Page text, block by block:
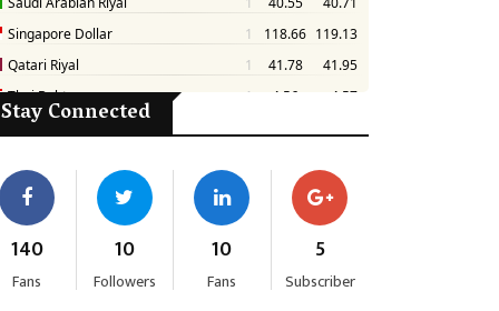
Stay Connected
140
Fans
10
Followers
10
Fans
5
Subscriber